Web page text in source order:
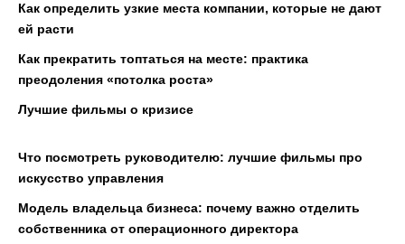
Как определить узкие места компании, которые не дают
ей расти
Как прекратить топтаться на месте: практика
преодоления «потолка роста»
Лучшие фильмы о кризисе
Что посмотреть руководителю: лучшие фильмы про
искусство управления
Модель владельца бизнеса: почему важно отделить
собственника от операционного директора